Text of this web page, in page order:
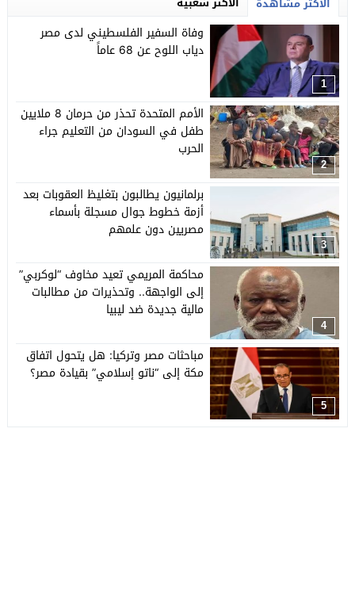
1
وفاة السفير الفلسطيني لدى مصر
دياب اللوح عن 68 عاماً
2
الأمم المتحدة تحذر من حرمان 8 ملايين
طفل في السودان من التعليم جراء
الحرب
3
برلمانيون يطالبون بتغليظ العقوبات بعد
أزمة خطوط جوال مسجلة بأسماء
مصريين دون علمهم
4
محاكمة المريمي تعيد مخاوف “لوكربي”
إلى الواجهة.. وتحذيرات من مطالبات
مالية جديدة ضد ليبيا
5
مباحثات مصر وتركيا: هل يتحول اتفاق
مكة إلى “ناتو إسلامي” بقيادة مصر؟